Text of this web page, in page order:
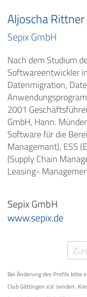
Aljoscha Rittner
Sepix GmbH
Nach dem Studium
Softwareentwickler
Datenmigration,
2001
GmbH, Hann.
Software für die
Managemant), ESS
(Supply Chain
Leasing-
Sepix GmbH
www.sepix.de
Bei Änderung des Profils bitte
Club Göttingen e.V. senden.